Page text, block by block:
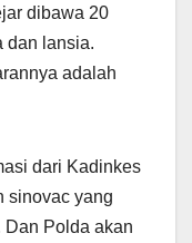
dibawa 20
dan lansia.
adalah
dari Kadinkes
sinovac yang
Dan Polda akan